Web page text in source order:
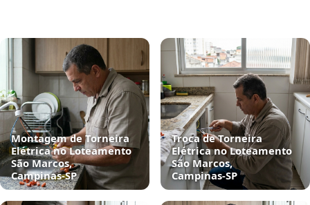
Montagem de Torneira
Elétrica no Loteamento
São Marcos,
Campinas‑SP
Troca de Torneira
Elétrica no Loteamento
São Marcos,
Campinas‑SP